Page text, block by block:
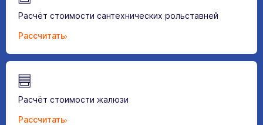
Расчёт стоимости сантехнических рольставней
Рассчитать
Расчёт стоимости жалюзи
Рассчитать